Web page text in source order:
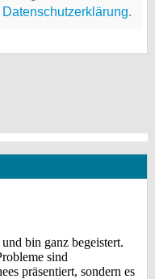
Datenschutzerklärung.